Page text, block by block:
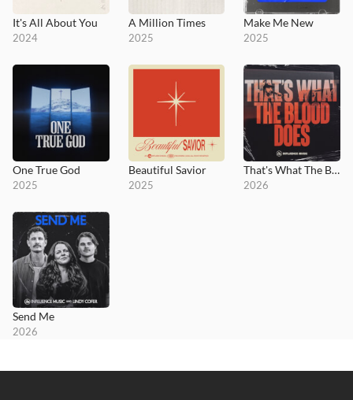
It's All About You
2024
A Million Times
2025
Make Me New
2025
One True God
2025
Beautiful Savior
2025
That's What The Blood Does
2026
Send Me
2026